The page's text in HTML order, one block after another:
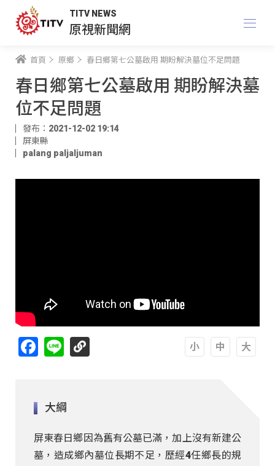
TITV NEWS
原視新聞網
首頁 原鄉 春日鄉第七公墓啟用 期盼解決墓位不足問題
春日鄉第七公墓啟用 期盼解決墓
位不足問題
發布：2021-12-02 19:14
屏東縣
palang paljaljuman
Facebook
Line
大綱
屏東春日鄉因為舊有公墓已滿，加上沒有新建公
墓，造成鄉內墓位長期不足，歷經4任鄉長的規